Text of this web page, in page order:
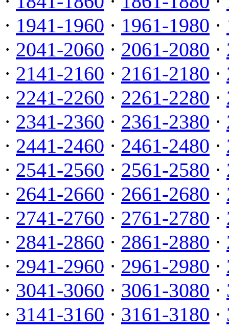
· 1941-1960 · 1961-1980 ·
· 2041-2060 · 2061-2080 ·
· 2141-2160 · 2161-2180 ·
· 2241-2260 · 2261-2280 ·
· 2341-2360 · 2361-2380 ·
· 2441-2460 · 2461-2480 ·
· 2541-2560 · 2561-2580 ·
· 2641-2660 · 2661-2680 ·
· 2741-2760 · 2761-2780 ·
· 2841-2860 · 2861-2880 ·
· 2941-2960 · 2961-2980 ·
· 3041-3060 · 3061-3080 ·
· 3141-3160 · 3161-3180 ·